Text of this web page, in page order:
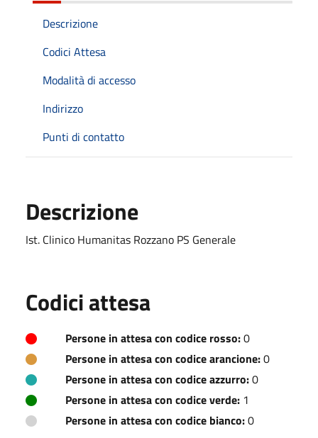
Descrizione
Codici Attesa
Modalità di accesso
Indirizzo
Punti di contatto
Descrizione
Ist. Clinico Humanitas Rozzano PS Generale
Codici attesa
Persone in attesa con codice rosso:0
Persone in attesa con codice arancione:0
Persone in attesa con codice azzurro:0
Persone in attesa con codice verde: 1
Persone in attesa con codice bianco:0